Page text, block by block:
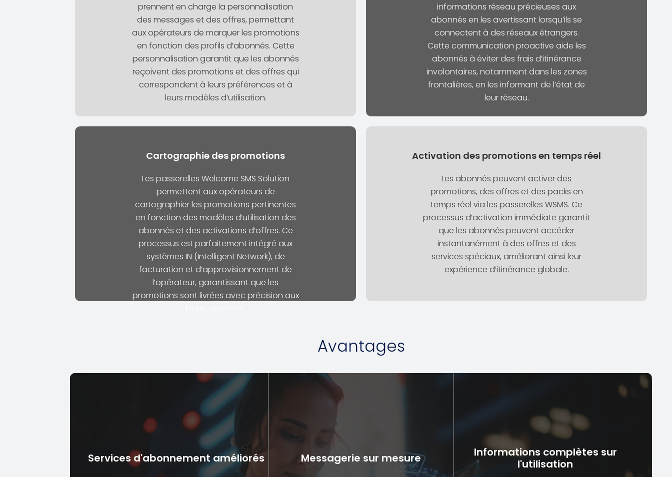
prennent en charge la personnalisation
des messages et des offres, permettant
aux opérateurs de marquer les promotions
en fonction des profils d’abonnés. Cette
personnalisation garantit que les abonnés
reçoivent des promotions et des offres qui
correspondent à leurs préférences et à
leurs modèles d’utilisation.
informations réseau précieuses aux
abonnés en les avertissant lorsqu’ils se
connectent à des réseaux étrangers.
Cette communication proactive aide les
abonnés à éviter des frais d’itinérance
involontaires, notamment dans les zones
frontalières, en les informant de l’état de
leur réseau.
Cartographie des promotions
Les passerelles Welcome SMS Solution
permettent aux opérateurs de
cartographier les promotions pertinentes
en fonction des modèles d’utilisation des
abonnés et des activations d’offres. Ce
processus est parfaitement intégré aux
systèmes IN (Intelligent Network), de
facturation et d’approvisionnement de
l’opérateur, garantissant que les
promotions sont livrées avec précision aux
Activation des promotions en temps réel
Les abonnés peuvent activer des
promotions, des offres et des packs en
temps réel via les passerelles WSMS. Ce
processus d’activation immédiate garantit
que les abonnés peuvent accéder
instantanément à des offres et des
services spéciaux, améliorant ainsi leur
expérience d’itinérance globale.
Avantages
Services d'abonnement améliorés Messagerie sur mesure
Informations complètes sur
l'utilisation